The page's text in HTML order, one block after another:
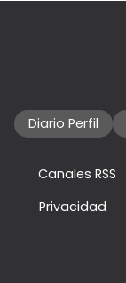
Diario Perfil
Canales RSS
Privacidad